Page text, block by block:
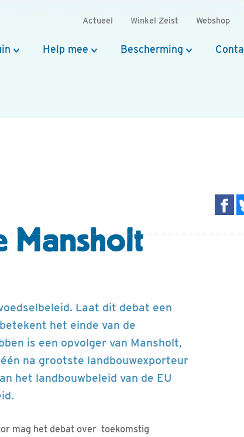
Actueel Winkel Zeist Webshop
Help mee Bescherming
Mansholt
Laat dit debat een
het einde van de
is een opvolger van Mansholt,
na grootste landbouwexporteur
het landbouwbeleid van de EU
mag het debat over toekomstig